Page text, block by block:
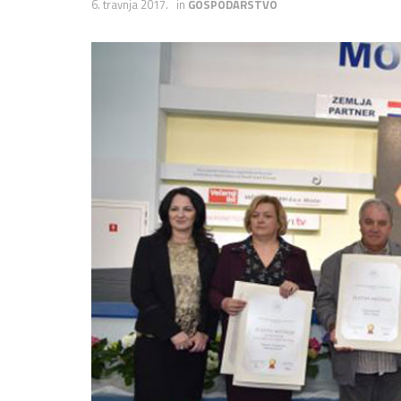
6. travnja 2017. in GOSPODARSTVO